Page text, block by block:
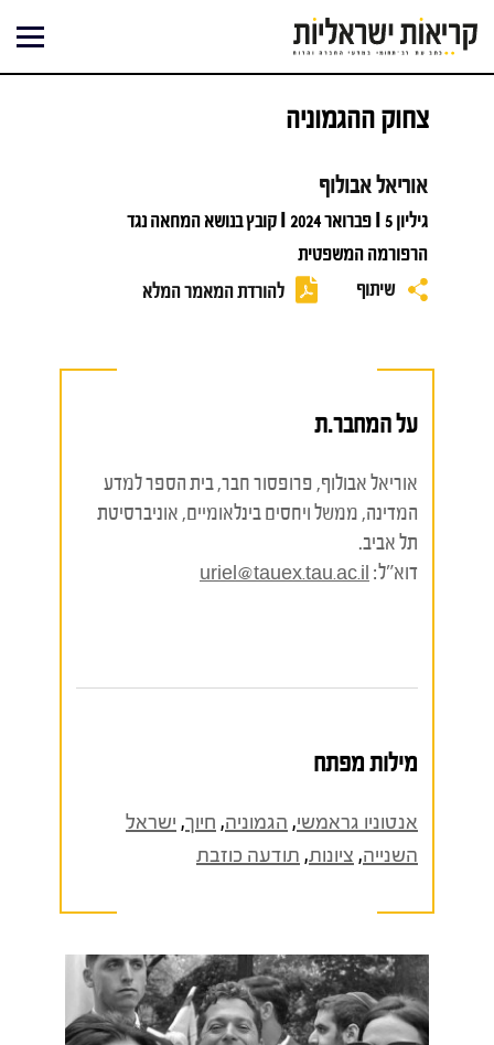
לתוכן
צחוק ההגמוניה
אוריאל אבולוף
גיליון 5 I פברואר 2024 I קובץ בנושא המחאה נגד
הרפורמה המשפטית
להורדת המאמר המלא
שיתוף
על המחבר.ת
אוריאל אבולוף, פרופסור חבר, בית הספר למדע
המדינה, ממשל ויחסים בינלאומיים, אוניברסיטת
תל אביב.
דוא"ל: uriel@tauex.tau.ac.il
מילות מפתח
אנטוניו גראמשי, הגמוניה, חיוך, ישראל
השנייה, ציונות, תודעה כוזבת